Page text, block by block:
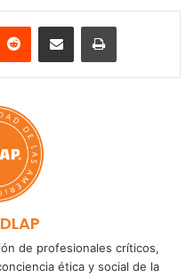
Reddit Share via Email Print
de profesionales críticos,
ética y social de la